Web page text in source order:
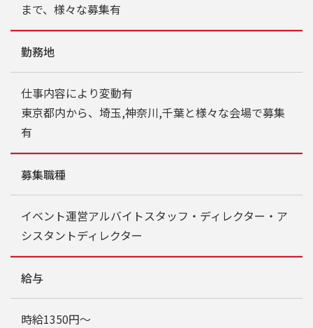
まで、様々な募集有
勤務地
仕事内容により変動有
東京都内から、埼玉,神奈川,千葉と様々な会場で募集
有
募集職種
イベント運営アルバイトスタッフ・ディレクター・ア
シスタントディレクター
給与
時給1350円～